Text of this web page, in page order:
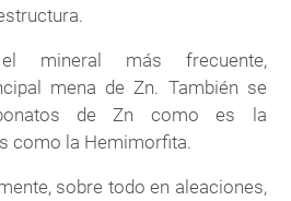
mineral más frecuente,
mena de Zn. También se
de Zn como es la
como la Hemimorfita.
sobre todo en aleaciones,